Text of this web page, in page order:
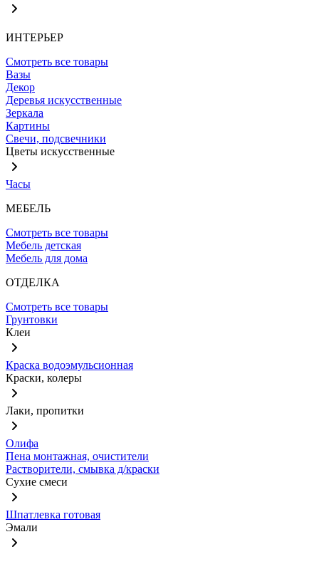
ИНТЕРЬЕР
Смотреть все товары
Вазы
Декор
Деревья искусственные
Зеркала
Картины
Свечи, подсвечники
Цветы искусственные
Часы
МЕБЕЛЬ
Смотреть все товары
Мебель детская
Мебель для дома
ОТДЕЛКА
Смотреть все товары
Грунтовки
Клеи
Краска водоэмульсионная
Краски, колеры
Лаки, пропитки
Олифа
Пена монтажная, очистители
Растворители, смывка д/краски
Сухие смеси
Шпатлевка готовая
Эмали